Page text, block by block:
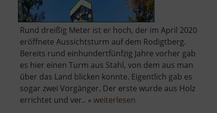
Rund dreißig Meter ist er hoch, der im April 2020
eröffnete Aussichtsturm auf dem Rodigtberg.
Bereits rund einhundertfünfzig Jahre vorher gab
es hier einen Turm aus Stahl, von dem aus man
über das Land blicken konnte. Eigentlich gab es
sogar zwei Vorgänger. Der erste wurde aus Holz
errichtet und ver.. » weiterlesen